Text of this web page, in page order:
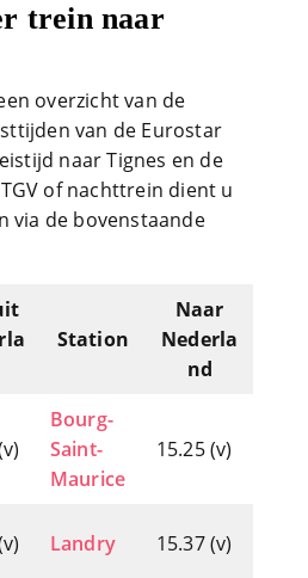
trein naar
overzicht van de
van de Eurostar
naar Tignes en de
of nachttrein dient u
via de bovenstaande
Station
Naar
Nederla
nd
Bourg-
Saint-
Maurice
15.25 (v)
Landry 15.37 (v)